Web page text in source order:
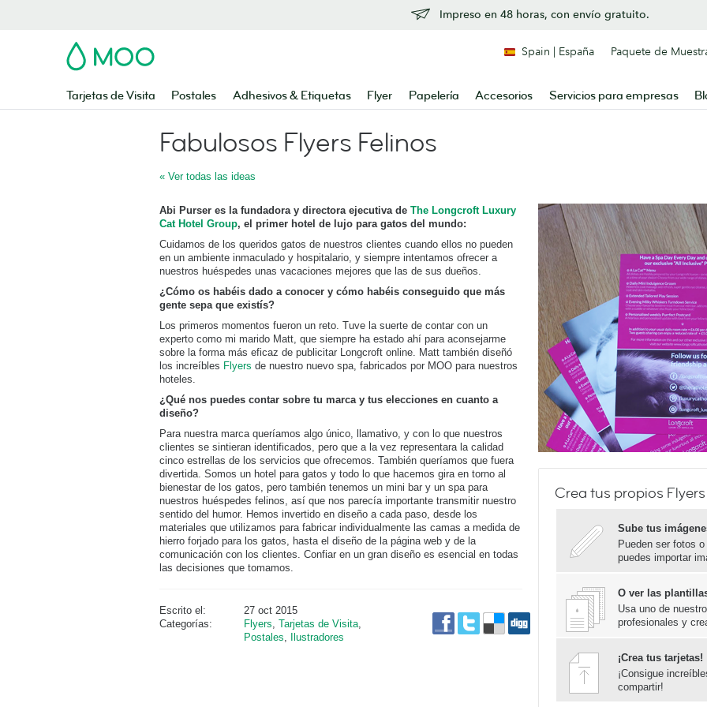
Impreso en 48 horas, con envío gratuito.
MOO
Tarjetas de Visita Postales Adhesivos & Etiquetas Flyer Papelería Accesorios Servicios para empresas
Spain | España Paquete de
Fabulosos Flyers Felinos
« Ver todas las ideas
Abi Purser es la fundadora y directora ejecutiva de The Longcroft Luxury
Cat Hotel Group, el primer hotel de lujo para gatos del mundo:
Cuidamos de los queridos gatos de nuestros clientes cuando ellos no pueden
en un ambiente inmaculado y hospitalario, y siempre intentamos ofrecer a
nuestros huéspedes unas vacaciones mejores que las de sus dueños.
¿Cómo os habéis dado a conocer y cómo habéis conseguido que más
gente sepa que existís?
Los primeros momentos fueron un reto. Tuve la suerte de contar con un
experto como mi marido Matt, que siempre ha estado ahí para aconsejarme
sobre la forma más eficaz de publicitar Longcroft online. Matt también diseñó
los increíbles Flyers de nuestro nuevo spa, fabricados por MOO para nuestros
hoteles.
¿Qué nos puedes contar sobre tu marca y tus elecciones en cuanto a
diseño?
Para nuestra marca queríamos algo único, llamativo, y con lo que nuestros
clientes se sintieran identificados, pero que a la vez representara la calidad
cinco estrellas de los servicios que ofrecemos. También queríamos que fuera
divertida. Somos un hotel para gatos y todo lo que hacemos gira en torno al
bienestar de los gatos, pero también tenemos un mini bar y un spa para
nuestros huéspedes felinos, así que nos parecía importante transmitir nuestro
sentido del humor. Hemos invertido en diseño a cada paso, desde los
materiales que utilizamos para fabricar individualmente las camas a medida de
hierro forjado para los gatos, hasta el diseño de la página web y de la
comunicación con los clientes. Confiar en un gran diseño es esencial en todas
las decisiones que tomamos.
Escrito el:
27 oct 2015
Categorías:
Flyers, Tarjetas de Visita,
Postales, Ilustradores
Crea tus propios Flyers
Sube tus
Pueden ser fotos
puedes importar
O ver las
Usa uno de
profesionales y
¡Crea tus tarjetas!
¡Consigue
compartir!